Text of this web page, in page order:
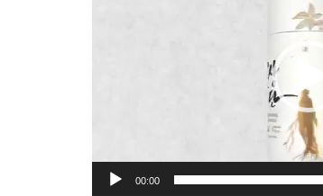
00:00